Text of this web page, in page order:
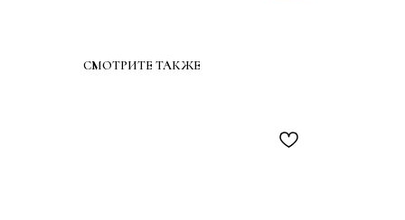
СМОТРИТЕ ТАКЖЕ